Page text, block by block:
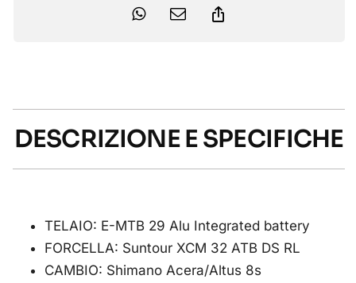
DESCRIZIONE E SPECIFICHE
TELAIO: E-MTB 29 Alu Integrated battery
FORCELLA: Suntour XCM 32 ATB DS RL
CAMBIO: Shimano Acera/Altus 8s